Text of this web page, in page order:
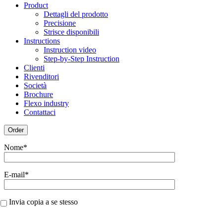
Product
Dettagli del prodotto
Precisione
Strisce disponibili
Instructions
Instruction video
Step-by-Step Instruction
Clienti
Rivenditori
Società
Brochure
Flexo industry
Contattaci
Order
Nome*
E-mail*
Invia copia a se stesso